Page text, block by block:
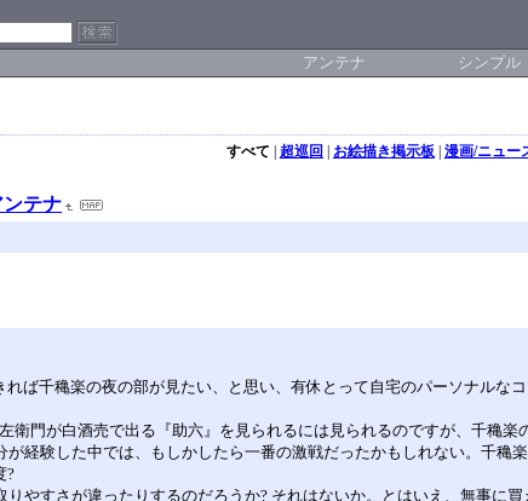
アンテナ シンプル
すべて 超巡回 お絵描き掲示板| 漫画/ニュー
テナ
ば千穐楽の夜の部が見たい、と思い、有休とって自宅のパーソナルな
門が白酒売で出る『助六』を見られるには見られるのですが、千穐楽
経験した中では、もしかしたら一番の激戦だったかもしれない。千穐
?
やすさが違ったりするのだろうか? それはないか。とはいえ、無事に買